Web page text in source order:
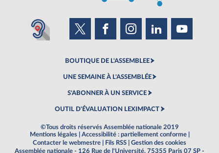
BOUTIQUE DE L'ASSEMBLEE
UNE SEMAINE À L'ASSEMBLÉE
S'ABONNER À UN SERVICE
OUTIL D'ÉVALUATION LEXIMPACT
©Tous droits réservés Assemblée nationale 2019
Mentions légales
Accessibilité : partiellement conforme
Contacter le webmestre
Fils RSS
Gestion des cookies
Assemblée nationale - 126 Rue de l'Université, 75355 Paris 07 SP -